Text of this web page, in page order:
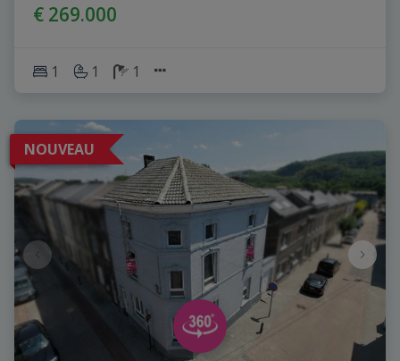
€ 269.000
1 1 1
NOUVEAU